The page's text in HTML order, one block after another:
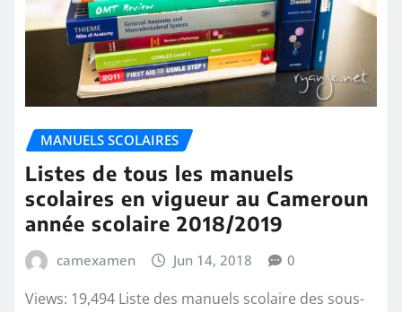
MANUELS SCOLAIRES
Listes de tous les manuels
scolaires en vigueur au Cameroun
année scolaire 2018/2019
camexamen Jun 14, 2018 0
Views: 19,494 Liste des manuels scolaire des sous-